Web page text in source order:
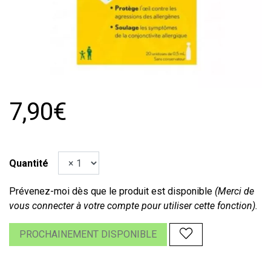
7,90€
Quantité
Prévenez-moi dès que le produit est disponible (Merci de
vous connecter à votre compte pour utiliser cette fonction).
PROCHAINEMENT DISPONIBLE